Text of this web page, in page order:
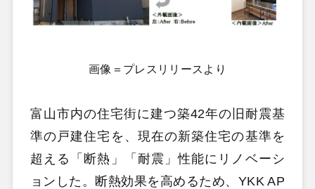
画像＝プレスリリースより
富山市内の住宅街に建つ築42年の旧耐震基
準の戸建住宅を、現在の新築住宅の基準を
超える「断熱」「耐震」性能にリノベーシ
ョンした。断熱効果を高めるため、YKK AP